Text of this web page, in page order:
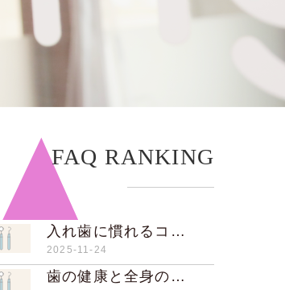
FAQ RANKING
入れ歯に慣れるコツはありますか？
2025-11-24
歯の健康と全身の健康はどのように関係していますか？